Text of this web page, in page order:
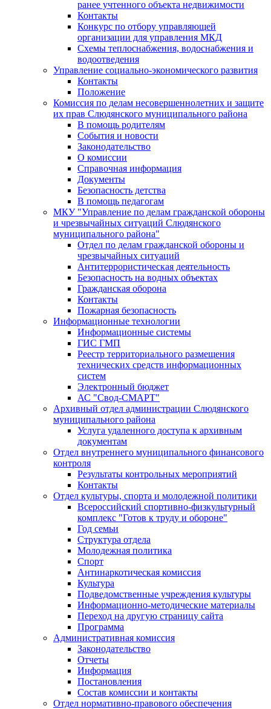
ранее учтенного объекта недвижимости
Контакты
Конкурс по отбору управляющей
организации для управления МКД
Схемы теплоснабжения, водоснабжения и
водоотведения
Управление социально-экономического развития
Контакты
Положение
Комиссия по делам несовершеннолетних и защите
их прав Слюдянского муниципального района
В помощь родителям
События и новости
Законодательство
О комиссии
Справочная информация
Документы
Безопасность детства
В помощь педагогам
МКУ "Управление по делам гражданской обороны
и чрезвычайных ситуаций Слюдянского
муниципального района"
Отдел по делам гражданской обороны и
чрезвычайных ситуаций
Антитеррористическая деятельность
Безопасность на водных объектах
Гражданская оборона
Контакты
Пожарная безопасность
Информационные технологии
Информационные системы
ГИС ГМП
Реестр территориального размещения
технических средств информационных
систем
Электронный бюджет
АС "Свод-СМАРТ"
Архивный отдел администрации Слюдянского
муниципального района
Услуга удаленного доступа к архивным
документам
Отдел внутреннего муниципального финансового
контроля
Результаты контрольных мероприятий
Контакты
Отдел культуры, спорта и молодежной политики
Всероссийский спортивно-физкультурный
комплекс "Готов к труду и обороне"
Год семьи
Структура отдела
Молодежная политика
Спорт
Антинаркотическая комиссия
Культура
Подведомственные учреждения культуры
Информационно-методические материалы
Переход на другую страницу сайта
Программа
Административная комиссия
Законодательство
Отчеты
Информация
Постановления
Состав комиссии и контакты
Отдел нормативно-правового обеспечения